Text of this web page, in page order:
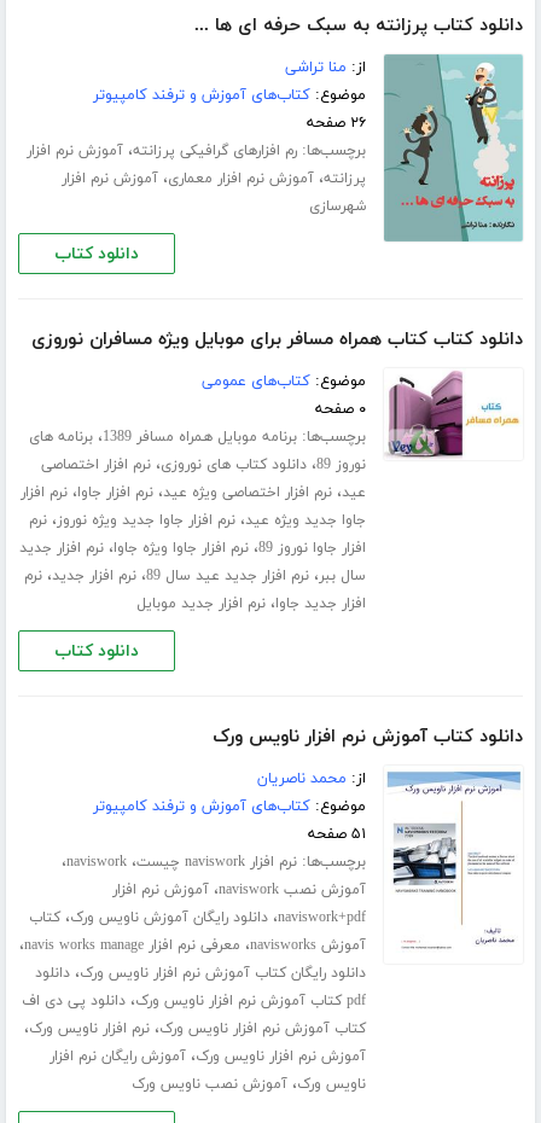
دانلود کتاب پرزانته به سبک حرفه ای ها ...
از: منا تراشی
موضوع:کتاب‌های آموزش و ترفند کامپیوتر
۲۶ صفحه
برچسب‌ها:رم افزارهای گرافیکی پرزانته،آموزش نرم افزار
پرزانته،آموزش نرم افزار معماری،آموزش نرم افزار
شهرسازی
دانلود کتاب
دانلود کتاب کتاب همراه مسافر برای موبایل ویژه مسافران نوروزی
موضوع:کتاب‌های عمومی
۰ صفحه
برچسب‌ها:برنامه موبایل همراه مسافر 1389 ،برنامه های
نوروز 89
،دانلود کتاب های نوروزی،نرم افزار اختصاصی
عید،نرم افزار اختصاصی ویژه عید،نرم افزار جاوا،نرم افزار
جاوا جدید ویژه عید،نرم افزار جاوا جدید ویژه نوروز،نرم
افزار جاوا نوروز 89
،نرم افزار جاوا ویژه جاوا،نرم افزار جدید
سال ببر،نرم افزار جدید عید سال 89 ،نرم افزار جدید،نرم
افزار جدید جاوا،نرم افزار جدید موبایل
دانلود کتاب
دانلود کتاب آموزش نرم افزار ناویس ورک
از: محمد ناصریان
موضوع:کتاب‌های آموزش و ترفند کامپیوتر
۵۱ صفحه
برچسب‌ها:نرم افزار naviswork چیست ،naviswork،
آموزش نصب naviswork ،آموزش نرم افزار
naviswork+pdf،دانلود رایگان آموزش ناویس ورک،کتاب
آموزش navisworks
، معرفی نرم افزار navis works manage ،
دانلود رایگان کتاب آموزش نرم افزار ناویس ورک،دانلود
pdf کتاب آموزش نرم افزار ناویس ورک
،دانلود پی دی اف
کتاب آموزش نرم افزار ناویس ورک،نرم افزار ناویس ورک،
آموزش نرم افزار ناویس ورک،آموزش رایگان نرم افزار
ناویس ورک،آموزش نصب ناویس ورک